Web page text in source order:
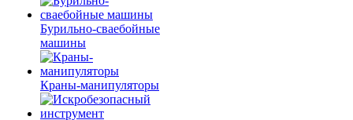
Бурильно-сваебойные
машины
Краны-манипуляторы